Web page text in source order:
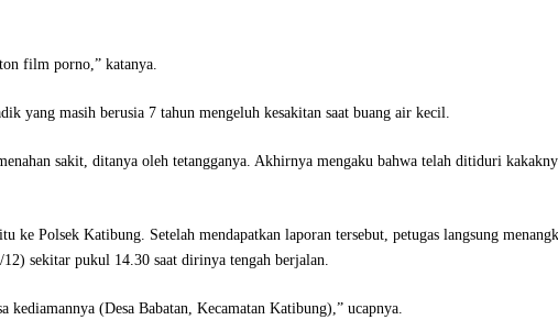
film porno,” katanya.
yang masih berusia 7 tahun mengeluh kesakitan saat buang air kecil.
sakit, ditanya oleh tetangganya. Akhirnya mengaku bahwa telah ditiduri
ke Polsek Katibung. Setelah mendapatkan laporan tersebut, petugas langsung
sekitar pukul 14.30 saat dirinya tengah berjalan.
(Desa Babatan, Kecamatan Katibung),” ucapnya.